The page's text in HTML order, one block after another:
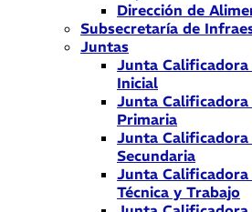
Dirección de
Subsecretaría de
Juntas
Junta
Inicial
Junta
Primaria
Junta
Secundaria
Junta
Técnica y Trabajo